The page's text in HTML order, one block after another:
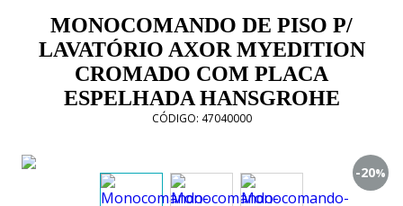
MONOCOMANDO DE PISO P/
LAVATÓRIO AXOR MYEDITION
CROMADO COM PLACA
ESPELHADA HANSGROHE
CÓDIGO: 47040000
-20%